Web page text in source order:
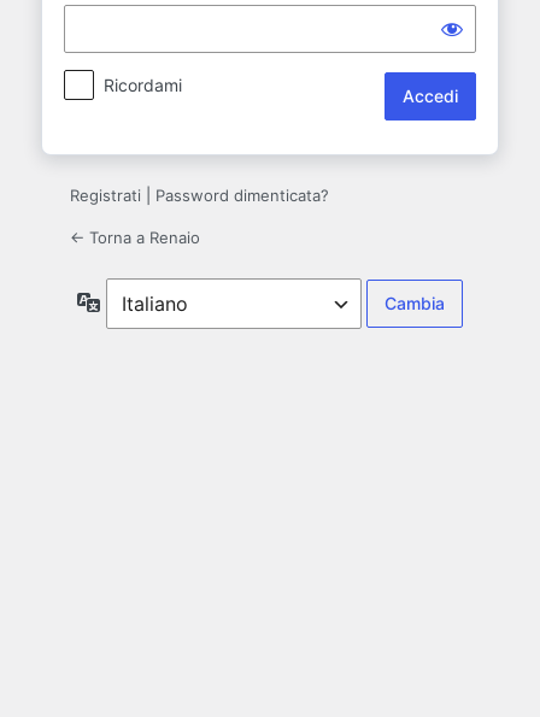
Ricordami
Registrati Password dimenticata?
← Torna a Renaio
Lingua